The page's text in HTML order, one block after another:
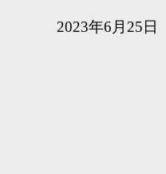
2023年6月25日